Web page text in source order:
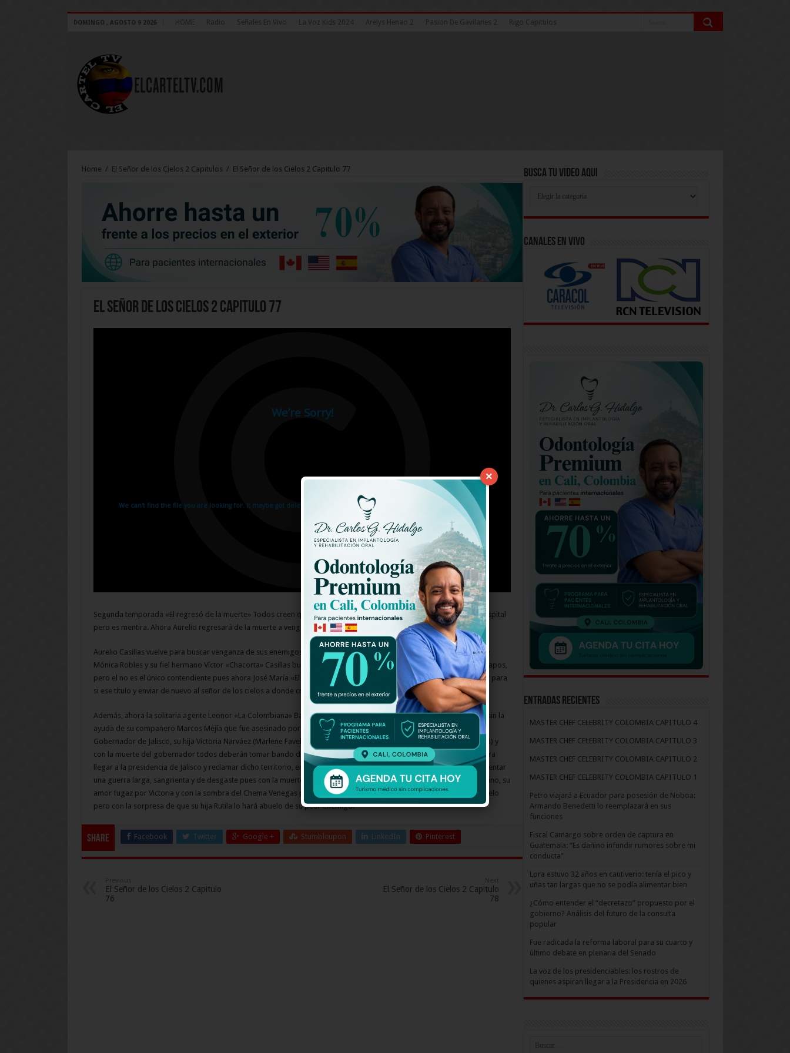
DOMINGO , AGOSTO 9 2026 HOME Radio Señales En Vivo La Voz Kids 2024 Arelys Henao 2 Pasion De Gavilanes 2 Rigo Capitulos
Home / El Señor de los Cielos 2 Capitulos / El Señor de los Cielos 2 Capitulo 77
El Señor de los Cielos 2 Capitulo 77
Segunda temporada «El regresó de la muerte» Todos creen que El Señor de los Cielos murió en aquella camilla de hospital
pero es mentira. Ahora Aurelio regresará de la muerte a vengarse de los que osaron traicionarle.
Aurelio Casillas vuelve para buscar venganza de sus enemigos con la ayuda de su resucitada e inquebrantable amante
Mónica Robles y su fiel hermano Víctor «Chacorta» Casillas buscará retomar el vuelo y recuperar la silla del Capo de Capos,
pero el no es el único contendiente pues ahora José María «El Chema» Venegas (Mauricio Ochmann) buscará reclamar para
si ese título y enviar de nuevo al señor de los cielos a donde cree que debe estar.
Además, ahora la solitaria agente Leonor «La Colombiana» Ballesteros (Carmen Villalobos) deberá atrapar a Casillas sin la
ayuda de su compañero Marcos Mejía que fue asesinado por Chacorta e Heriberto Casillas. Ella tendrá la ayuda de el
Gobernador de Jalisco, su hija Victoria Narváez (Marlene Favela) y su marido Ignacio Miravalle (Alejandro de la Madrid) y
con la muerte del gobernador todos deberán tomar bando del Chema o Aurelio pues ambos iniciarán una carrera para
llegar a la presidencia de Jalisco y reclamar dicho territorio, en una historia de tragedias y muerte Aurelio deberá enfrentar
una guerra larga, sangrienta y de desgaste pues con la muerte de su amada Ximena, el atentado en contra de su sobrino, su
amor fugaz por Victoria y con la sombra del Chema Venegas persiguiéndole deberá retomar el vuelo a su preciado cielo
pero con la sorpresa de que su hija Rutila lo hará abuelo de su peor enemigo.
Share Facebook Twitter Google + Stumbleupon LinkedIn Pinterest
El Señor de los Cielos 2 Capitulo
76
El Señor de los Cielos 2 Capitulo
78
Busca Tu Video Aqui
Aqui
Canales En Vivo
Entradas recientes
MASTER CHEF CELEBRITY COLOMBIA CAPITULO 4
MASTER CHEF CELEBRITY COLOMBIA CAPITULO 3
MASTER CHEF CELEBRITY COLOMBIA CAPITULO 2
MASTER CHEF CELEBRITY COLOMBIA CAPITULO 1
Petro viajará a Ecuador para posesión de Noboa:
Armando Benedetti lo reemplazará en sus
funciones
Fiscal Camargo sobre orden de captura en
Guatemala: “Es dañino infundir rumores sobre mi
conducta”
Lora estuvo 32 años en cautiverio: tenía el pico y
uñas tan largas que no se podía alimentar bien
¿Cómo entender el “decretazo” propuesto por el
gobierno? Análisis del futuro de la consulta
popular
Fue radicada la reforma laboral para su cuarto y
último debate en plenaria del Senado
La voz de los presidenciables: los rostros de
quienes aspiran llegar a la Presidencia en 2026
×